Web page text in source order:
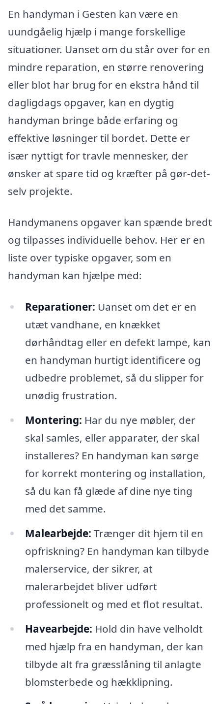
En handyman i Gesten kan være en
uundgåelig hjælp i mange forskellige
situationer. Uanset om du står over for en
mindre reparation, en større renovering
eller blot har brug for en ekstra hånd til
dagligdags opgaver, kan en dygtig
handyman bringe både erfaring og
effektive løsninger til bordet. Dette er
især nyttigt for travle mennesker, der
ønsker at spare tid og kræfter på gør-det-
selv projekte.
Handymanens opgaver kan spænde bredt
og tilpasses individuelle behov. Her er en
liste over typiske opgaver, som en
handyman kan hjælpe med:
Reparationer: Uanset om det er en
utæt vandhane, en knækket
dørhåndtag eller en defekt lampe, kan
en handyman hurtigt identificere og
udbedre problemet, så du slipper for
unødig frustration.
Montering: Har du nye møbler, der
skal samles, eller apparater, der skal
installeres? En handyman kan sørge
for korrekt montering og installation,
så du kan få glæde af dine nye ting
med det samme.
Malearbejde: Trænger dit hjem til en
opfriskning? En handyman kan tilbyde
malerservice, der sikrer, at
malerarbejdet bliver udført
professionelt og med et flot resultat.
Havearbejde: Hold din have velholdt
med hjælp fra en handyman, der kan
tilbyde alt fra græsslåning til anlagte
blomsterbede og hækklipning.